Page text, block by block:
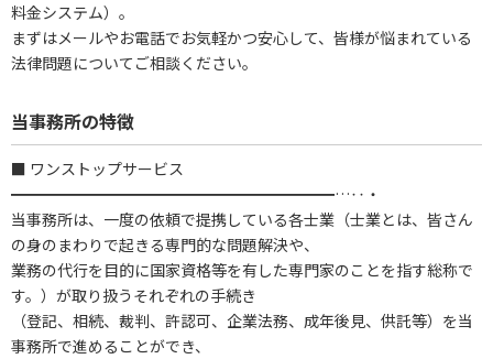
料金システム）。
まずはメールやお電話でお気軽かつ安心して、皆様が悩まれている
法律問題についてご相談ください。
当事務所の特徴
■ ワンストップサービス
━━━━━━━━━━━━━━━━━━━━━…‥・
当事務所は、一度の依頼で提携している各士業（士業とは、皆さん
の身のまわりで起きる専門的な問題解決や、
業務の代行を目的に国家資格等を有した専門家のことを指す総称で
す。）が取り扱うそれぞれの手続き
（登記、相続、裁判、許認可、企業法務、成年後見、供託等）を当
事務所で進めることができ、